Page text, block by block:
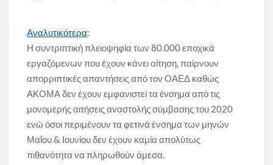
Αναλυτικότερα:
Η συντριπτική πλειοψηφία των 80.000 εποχικά
εργαζόμενων που έχουν κάνει αίτηση, παίρνουν
απορριπτικές απαντήσεις από τον ΟΑΕΔ καθώς
ΑΚΟΜΑ δεν έχουν εμφανιστεί τα ένσημα από τις
μονομερής αιτήσεις αναστολής σύμβασης του 2020
ενώ όσοι περιμένουν τα φετινά ένσημα των μηνών
Μαΐου & Ιουνίου δεν έχουν καμία απολύτως
πιθανότητα να πληρωθούν άμεσα.